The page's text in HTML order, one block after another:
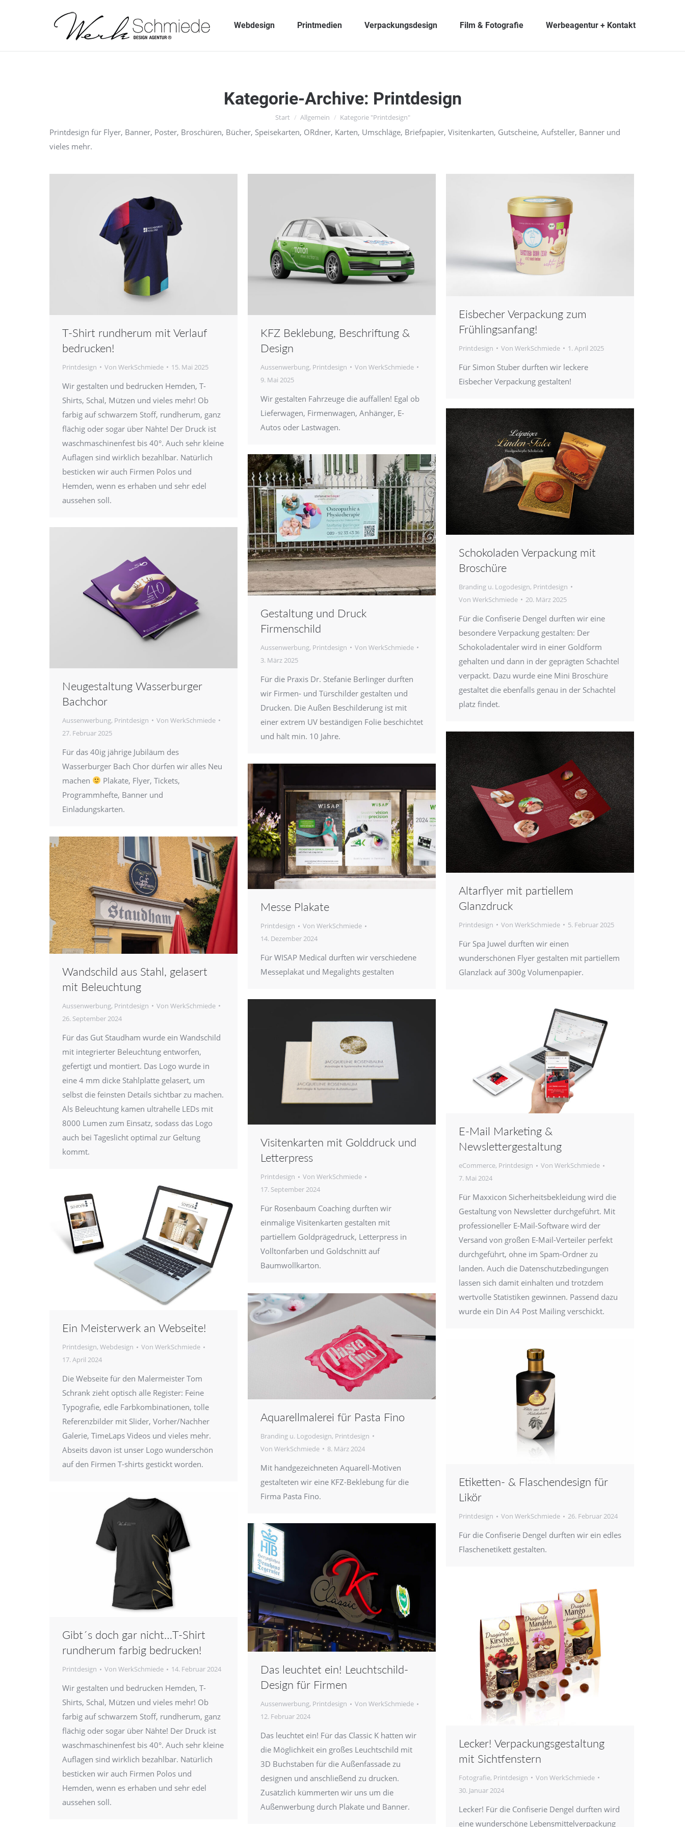
Webdesign Printmedien Verpackungsdesign Film & Fotografie Werbeagentur + Kontakt
Kategorie-Archive: Printdesign
Sie befinden sich hier:
Start Allgemein Kategorie "Printdesign"
Printdesign für Flyer, Banner, Poster, Broschüren, Bücher, Speisekarten, ORdner, Karten, Umschläge, Briefpapier, Visitenkarten, Gutscheine, Aufsteller, Banner und
vieles mehr.
T-Shirt rundherum mit Verlauf
bedrucken!
Printdesign Von WerkSchmiede 15. Mai 2025
Wir gestalten und bedrucken Hemden, T-
Shirts, Schal, Mützen und vieles mehr! Ob
farbig auf schwarzem Stoff, rundherum, ganz
flächig oder sogar über Nähte! Der Druck ist
waschmaschinenfest bis 40°. Auch sehr kleine
Auflagen sind wirklich bezahlbar. Natürlich
besticken wir auch Firmen Polos und
Hemden, wenn es erhaben und sehr edel
aussehen soll.
KFZ Beklebung, Beschriftung &
Design
Aussenwerbung, Printdesign Von WerkSchmiede
9. Mai 2025
Wir gestalten Fahrzeuge die auffallen! Egal ob
Lieferwagen, Firmenwagen, Anhänger, E-
Autos oder Lastwagen.
Eisbecher Verpackung zum
Frühlingsanfang!
Printdesign Von WerkSchmiede 1. April 2025
Für Simon Stuber durften wir leckere
Eisbecher Verpackung gestalten!
Schokoladen Verpackung mit
Broschüre
Branding u. Logodesign, Printdesign
Von WerkSchmiede 20. März 2025
Für die Confiserie Dengel durften wir eine
besondere Verpackung gestalten: Der
Schokoladentaler wird in einer Goldform
gehalten und dann in der geprägten Schachtel
verpackt. Dazu wurde eine Mini Broschüre
gestaltet die ebenfalls genau in der Schachtel
platz findet.
Gestaltung und Druck
Firmenschild
Aussenwerbung, Printdesign Von WerkSchmiede
3. März 2025
Für die Praxis Dr. Stefanie Berlinger durften
wir Firmen- und Türschilder gestalten und
Drucken. Die Außen Beschilderung ist mit
einer extrem UV beständigen Folie beschichtet
und hält min. 10 Jahre.
Neugestaltung Wasserburger
Bachchor
Aussenwerbung, Printdesign Von WerkSchmiede
27. Februar 2025
Für das 40ig jährige Jubiläum des
Wasserburger Bach Chor dürfen wir alles Neu
machen
Plakate, Flyer, Tickets,
Programmhefte, Banner und
Einladungskarten.
Altarflyer mit partiellem
Glanzdruck
Printdesign Von WerkSchmiede 5. Februar 2025
Für Spa Juwel durften wir einen
wunderschönen Flyer gestalten mit partiellem
Glanzlack auf 300g Volumenpapier.
Messe Plakate
Printdesign Von WerkSchmiede
14. Dezember 2024
Für WISAP Medical durften wir verschiedene
Messeplakat und Megalights gestalten
Wandschild aus Stahl, gelasert
mit Beleuchtung
Aussenwerbung, Printdesign Von WerkSchmiede
26. September 2024
Für das Gut Staudham wurde ein Wandschild
mit integrierter Beleuchtung entworfen,
gefertigt und montiert. Das Logo wurde in
eine 4 mm dicke Stahlplatte gelasert, um
selbst die feinsten Details sichtbar zu machen.
Als Beleuchtung kamen ultrahelle LEDs mit
8000 Lumen zum Einsatz, sodass das Logo
auch bei Tageslicht optimal zur Geltung
kommt.
Visitenkarten mit Golddruck und
Letterpress
Printdesign Von WerkSchmiede
17. September 2024
Für Rosenbaum Coaching durften wir
einmalige Visitenkarten gestalten mit
partiellem Goldprägedruck, Letterpress in
Volltonfarben und Goldschnitt auf
Baumwollkarton.
E-Mail Marketing &
Newslettergestaltung
eCommerce, Printdesign Von WerkSchmiede
7. Mai 2024
Für Maxxicon Sicherheitsbekleidung wird die
Gestaltung von Newsletter durchgeführt. Mit
professioneller E-Mail-Software wird der
Versand von großen E-Mail-Verteiler perfekt
durchgeführt, ohne im Spam-Ordner zu
landen. Auch die Datenschutzbedingungen
lassen sich damit einhalten und trotzdem
wertvolle Statistiken gewinnen. Passend dazu
wurde ein Din A4 Post Mailing verschickt.
Ein Meisterwerk an Webseite!
Printdesign, Webdesign Von WerkSchmiede
17. April 2024
Die Webseite für den Malermeister Tom
Schrank zieht optisch alle Register: Feine
Typografie, edle Farbkombinationen, tolle
Referenzbilder mit Slider, Vorher/Nachher
Galerie, TimeLaps Videos und vieles mehr.
Abseits davon ist unser Logo wunderschön
auf den Firmen T-shirts gestickt worden.
Aquarellmalerei für Pasta Fino
Branding u. Logodesign, Printdesign
Von WerkSchmiede 8. März 2024
Mit handgezeichneten Aquarell-Motiven
gestalteten wir eine KFZ-Beklebung für die
Firma Pasta Fino.
Etiketten- & Flaschendesign für
Likör
Printdesign Von WerkSchmiede 26. Februar 2024
Für die Confiserie Dengel durften wir ein edles
Flaschenetikett gestalten.
Gibt´s doch gar nicht…T-Shirt
rundherum farbig bedrucken!
Printdesign Von WerkSchmiede 14. Februar 2024
Wir gestalten und bedrucken Hemden, T-
Shirts, Schal, Mützen und vieles mehr! Ob
farbig auf schwarzem Stoff, rundherum, ganz
flächig oder sogar über Nähte! Der Druck ist
waschmaschinenfest bis 40°. Auch sehr kleine
Auflagen sind wirklich bezahlbar. Natürlich
besticken wir auch Firmen Polos und
Hemden, wenn es erhaben und sehr edel
aussehen soll.
Das leuchtet ein! Leuchtschild-
Design für Firmen
Aussenwerbung, Printdesign Von WerkSchmiede
12. Februar 2024
Das leuchtet ein! Für das Classic K hatten wir
die Möglichkeit ein großes Leuchtschild mit
3D Buchstaben für die Außenfassade zu
designen und anschließend zu drucken.
Zusätzlich kümmerten wir uns um die
Außenwerbung durch Plakate und Banner.
Lecker! Verpackungsgestaltung
mit Sichtfenstern
Fotografie, Printdesign Von WerkSchmiede
30. Januar 2024
Lecker! Für die Confiserie Dengel durften wird
eine wunderschöne Lebensmittelverpackung